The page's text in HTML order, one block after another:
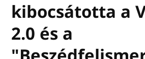
kibocsátotta a
2.0 és a